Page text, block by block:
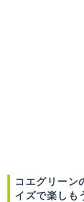
コエグリーン
イズで楽しも